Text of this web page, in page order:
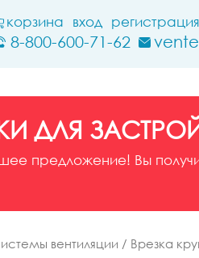
корзина вход регистрация
8-800-600-71-62
ДЛЯ
предложение! Вы
вентиляции / Врезка